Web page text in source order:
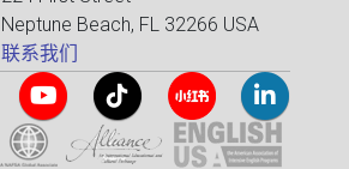
Neptune Beach, FL 32266 USA
联系我们